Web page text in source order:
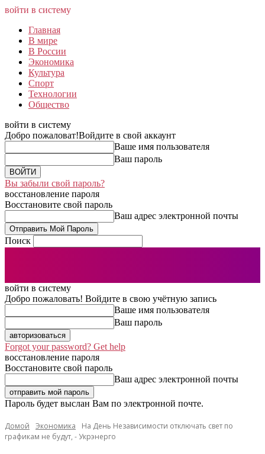
войти в систему
Главная
В мире
В России
Экономика
Культура
Спорт
Технологии
Общество
войти в систему
Добро пожаловат!Войдите в свой аккаунт
Ваше имя пользователя
Ваш пароль
Вы забыли свой пароль?
восстановление пароля
Восстановите свой пароль
Ваш адрес электронной почты
Поиск
войти в систему
Добро пожаловать! Войдите в свою учётную запись
Ваше имя пользователя
Ваш пароль
Forgot your password? Get help
восстановление пароля
Восстановите свой пароль
Ваш адрес электронной почты
Пароль будет выслан Вам по электронной почте.
Домой Экономика
На День Независимости отключать свет по
графикам не будут, - Укрэнерго